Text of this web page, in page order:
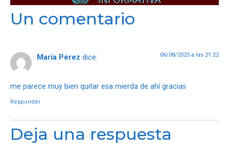
Un comentario
María Pérez dice: 06/08/2025 a las 21:22
me parece muy bien quitar esa mierda de ahí gracias
Responder
Deja una respuesta